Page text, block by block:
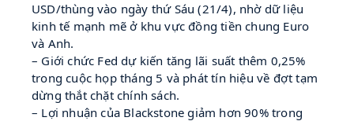
USD/thùng vào ngày thứ Sáu (21/4), nhờ dữ liệu
kinh tế mạnh mẽ ở khu vực đồng tiền chung Euro
và Anh.
– Giới chức Fed dự kiến tăng lãi suất thêm 0,25%
trong cuộc họp tháng 5 và phát tín hiệu về đợt tạm
dừng thắt chặt chính sách.
– Lợi nhuận của Blackstone giảm hơn 90% trong